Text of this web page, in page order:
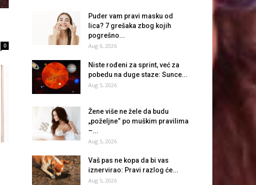
0
Puder vam pravi masku od
lica? 7 grešaka zbog kojih
pogrešno...
Aug 6, 2026
Niste rođeni za sprint, već za
pobedu na duge staze: Sunce...
Aug 5, 2026
Žene više ne žele da budu
„poželjne“ po muškim pravilima
–...
Aug 5, 2026
Vaš pas ne kopa da bi vas
iznervirao: Pravi razlog će...
Aug 5, 2026